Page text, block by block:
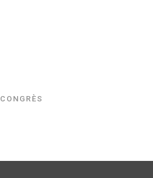
CONGRÈS